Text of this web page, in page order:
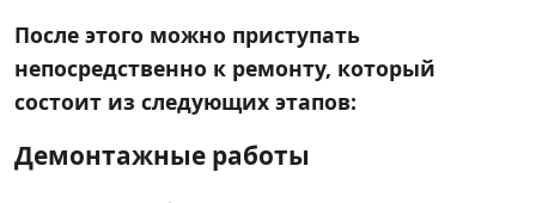
После этого можно приступать
непосредственно к ремонту, который
состоит из следующих этапов:
Демонтажные работы